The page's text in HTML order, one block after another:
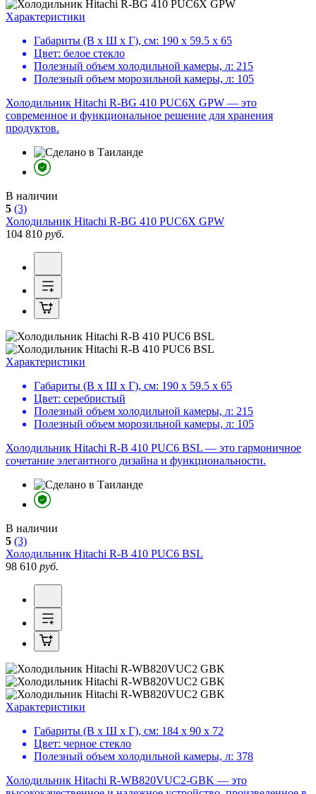
Характеристики
Габариты (В х Ш х Г), см: 190 х 59.5 х 65
Цвет: белое стекло
Полезный объем холодильной камеры, л: 215
Полезный объем морозильной камеры, л: 105
Холодильник Hitachi R-BG 410 PUC6X GPW — это
современное и функциональное решение для хранения
продуктов.
В наличии
5 (3)
Холодильник Hitachi R-BG 410 PUC6X GPW
104 810 руб.
Характеристики
Габариты (В х Ш х Г), см: 190 х 59.5 х 65
Цвет: серебристый
Полезный объем холодильной камеры, л: 215
Полезный объем морозильной камеры, л: 105
Холодильник Hitachi R-B 410 PUC6 BSL — это гармоничное
сочетание элегантного дизайна и функциональности.
В наличии
5 (3)
Холодильник Hitachi R-B 410 PUC6 BSL
98 610 руб.
Характеристики
Габариты (В х Ш х Г), см: 184 х 90 х 72
Цвет: черное стекло
Полезный объем холодильной камеры, л: 378
Холодильник Hitachi R-WB820VUC2-GBK — это